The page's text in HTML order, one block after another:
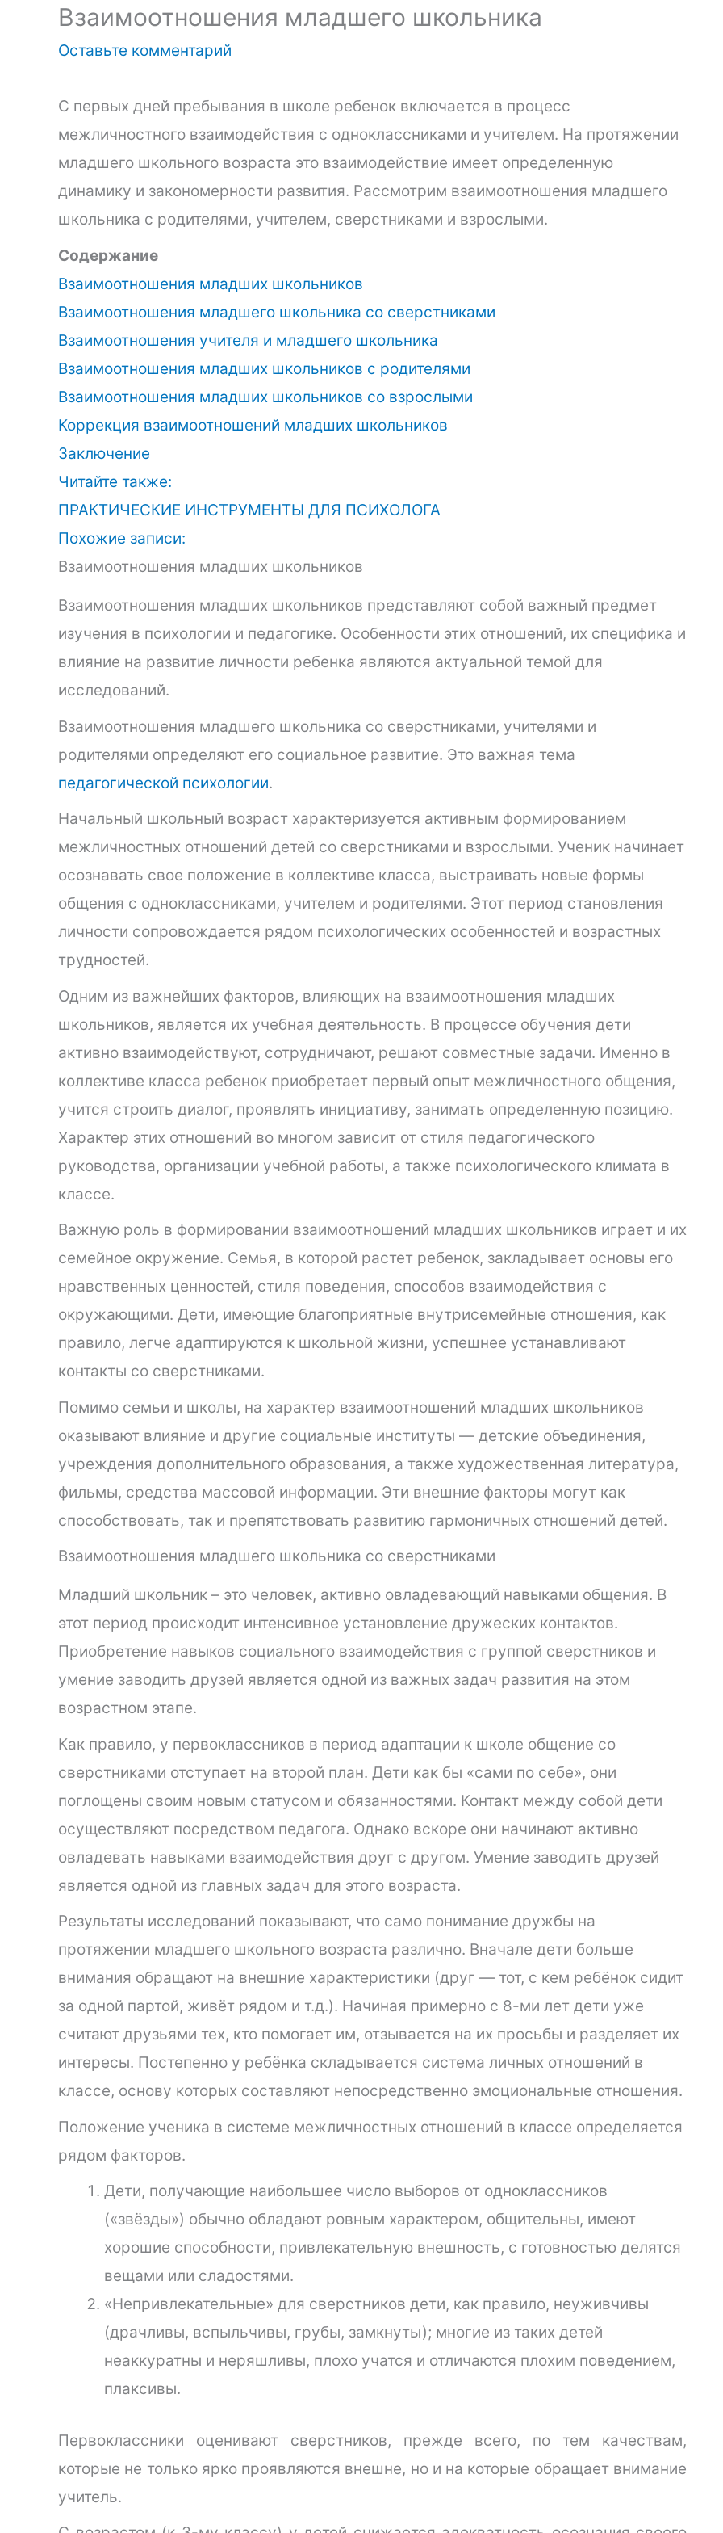
Взаимоотношения младшего школьника
Оставьте комментарий
С первых дней пребывания в школе ребенок включается в процесс
межличностного взаимодействия с одноклассниками и учителем. На протяжении
младшего школьного возраста это взаимодействие имеет определенную
динамику и закономерности развития. Рассмотрим взаимоотношения младшего
школьника с родителями, учителем, сверстниками и взрослыми.
Содержание
Взаимоотношения младших школьников
Взаимоотношения младшего школьника со сверстниками
Взаимоотношения учителя и младшего школьника
Взаимоотношения младших школьников с родителями
Взаимоотношения младших школьников со взрослыми
Коррекция взаимоотношений младших школьников
Заключение
Читайте также:
ПРАКТИЧЕСКИЕ ИНСТРУМЕНТЫ ДЛЯ ПСИХОЛОГА
Похожие записи:
Взаимоотношения младших школьников
Взаимоотношения младших школьников представляют собой важный предмет
изучения в психологии и педагогике. Особенности этих отношений, их специфика и
влияние на развитие личности ребенка являются актуальной темой для
исследований.
Взаимоотношения младшего школьника со сверстниками, учителями и
родителями определяют его социальное развитие. Это важная тема
педагогической психологии.
Начальный школьный возраст характеризуется активным формированием
межличностных отношений детей со сверстниками и взрослыми. Ученик начинает
осознавать свое положение в коллективе класса, выстраивать новые формы
общения с одноклассниками, учителем и родителями. Этот период становления
личности сопровождается рядом психологических особенностей и возрастных
трудностей.
Одним из важнейших факторов, влияющих на взаимоотношения младших
школьников, является их учебная деятельность. В процессе обучения дети
активно взаимодействуют, сотрудничают, решают совместные задачи. Именно в
коллективе класса ребенок приобретает первый опыт межличностного общения,
учится строить диалог, проявлять инициативу, занимать определенную позицию.
Характер этих отношений во многом зависит от стиля педагогического
руководства, организации учебной работы, а также психологического климата в
классе.
Важную роль в формировании взаимоотношений младших школьников играет и их
семейное окружение. Семья, в которой растет ребенок, закладывает основы его
нравственных ценностей, стиля поведения, способов взаимодействия с
окружающими. Дети, имеющие благоприятные внутрисемейные отношения, как
правило, легче адаптируются к школьной жизни, успешнее устанавливают
контакты со сверстниками.
Помимо семьи и школы, на характер взаимоотношений младших школьников
оказывают влияние и другие социальные институты — детские объединения,
учреждения дополнительного образования, а также художественная литература,
фильмы, средства массовой информации. Эти внешние факторы могут как
способствовать, так и препятствовать развитию гармоничных отношений детей.
Взаимоотношения младшего школьника со сверстниками
Младший школьник – это человек, активно овладевающий навыками общения. В
этот период происходит интенсивное установление дружеских контактов.
Приобретение навыков социального взаимодействия с группой сверстников и
умение заводить друзей является одной из важных задач развития на этом
возрастном этапе.
Как правило, у первоклассников в период адаптации к школе общение со
сверстниками отступает на второй план. Дети как бы «сами по себе», они
поглощены своим новым статусом и обязанностями. Контакт между собой дети
осуществляют посредством педагога. Однако вскоре они начинают активно
овладевать навыками взаимодействия друг с другом. Умение заводить друзей
является одной из главных задач для этого возраста.
Результаты исследований показывают, что само понимание дружбы на
протяжении младшего школьного возраста различно. Вначале дети больше
внимания обращают на внешние характеристики (друг — тот, с кем ребёнок сидит
за одной партой, живёт рядом и т.д.). Начиная примерно с 8-ми лет дети уже
считают друзьями тех, кто помогает им, отзывается на их просьбы и разделяет их
интересы. Постепенно у ребёнка складывается система личных отношений в
классе, основу которых составляют непосредственно эмоциональные отношения.
Положение ученика в системе межличностных отношений в классе определяется
рядом факторов.
Дети, получающие наибольшее число выборов от одноклассников
(«звёзды») обычно обладают ровным характером, общительны, имеют
хорошие способности, привлекательную внешность, с готовностью делятся
вещами или сладостями.
«Непривлекательные» для сверстников дети, как правило, неуживчивы
(драчливы, вспыльчивы, грубы, замкнуты); многие из таких детей
неаккуратны и неряшливы, плохо учатся и отличаются плохим поведением,
плаксивы.
Первоклассники оценивают сверстников, прежде всего, по тем качествам,
которые не только ярко проявляются внешне, но и на которые обращает внимание
учитель.